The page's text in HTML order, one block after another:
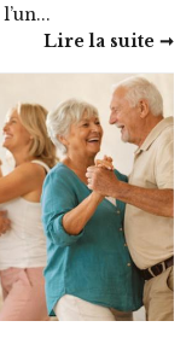
Lire la suite ➞